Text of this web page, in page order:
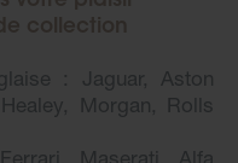
: Jaguar, Aston
Morgan, Rolls